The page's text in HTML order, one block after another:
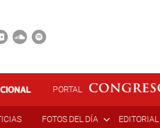
PORTAL
FOTOS DEL DÍA EDITORIAL